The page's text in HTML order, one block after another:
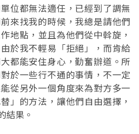
位都無法適任，已經到了調無
來找我的時候，我總是請他們
地點，並且為他們從中斡旋，
於我不輕易「拒絕」，而肯給
都能安住身心，勤奮辦道。所
於一些行不通的事情，不一定
從另外一個角度來為對方多一
」的方法，讓他們自由選擇，
結果。